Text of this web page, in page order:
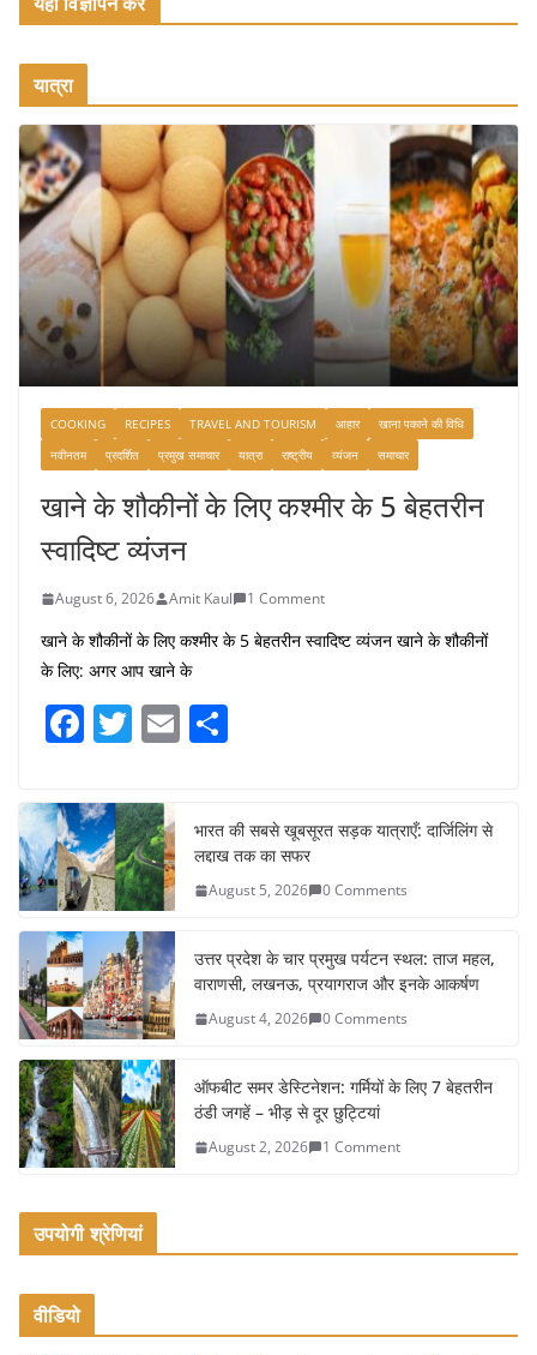
यात्रा
COOKING RECIPES TRAVEL AND TOURISM आहार
खाना पकाने की विधि
नवीनतम
प्रदर्शित प्रमुख समाचार यात्रा राष्ट्रीय व्यंजन समाचार
खाने के शौकीनों के लिए कश्मीर के 5 बेहतरीन
स्वादिष्ट व्यंजन
August 6, 2026 Amit Kaul 1 Comment
खाने के शौकीनों के लिए कश्मीर के 5 बेहतरीन स्वादिष्ट व्यंजन खाने के शौकीनों
के लिए: अगर आप खाने के
F
c
e
b
o
o
k
T
itt
er
E
e
भारत की सबसे खूबसूरत सड़क यात्राएँ: दार्जिलिंग से
लद्दाख तक का सफर
August 5, 2026 0 Comments
उत्तर प्रदेश के चार प्रमुख पर्यटन स्थल: ताज महल,
वाराणसी, लखनऊ, प्रयागराज और इनके आकर्षण
August 4, 2026 0 Comments
ऑफबीट समर डेस्टिनेशन: गर्मियों के लिए 7 बेहतरीन
ठंडी जगहें – भीड़ से दूर छुट्टियां
August 2, 2026 1 Comment
उपयोगी श्रेणियां
वीडियो